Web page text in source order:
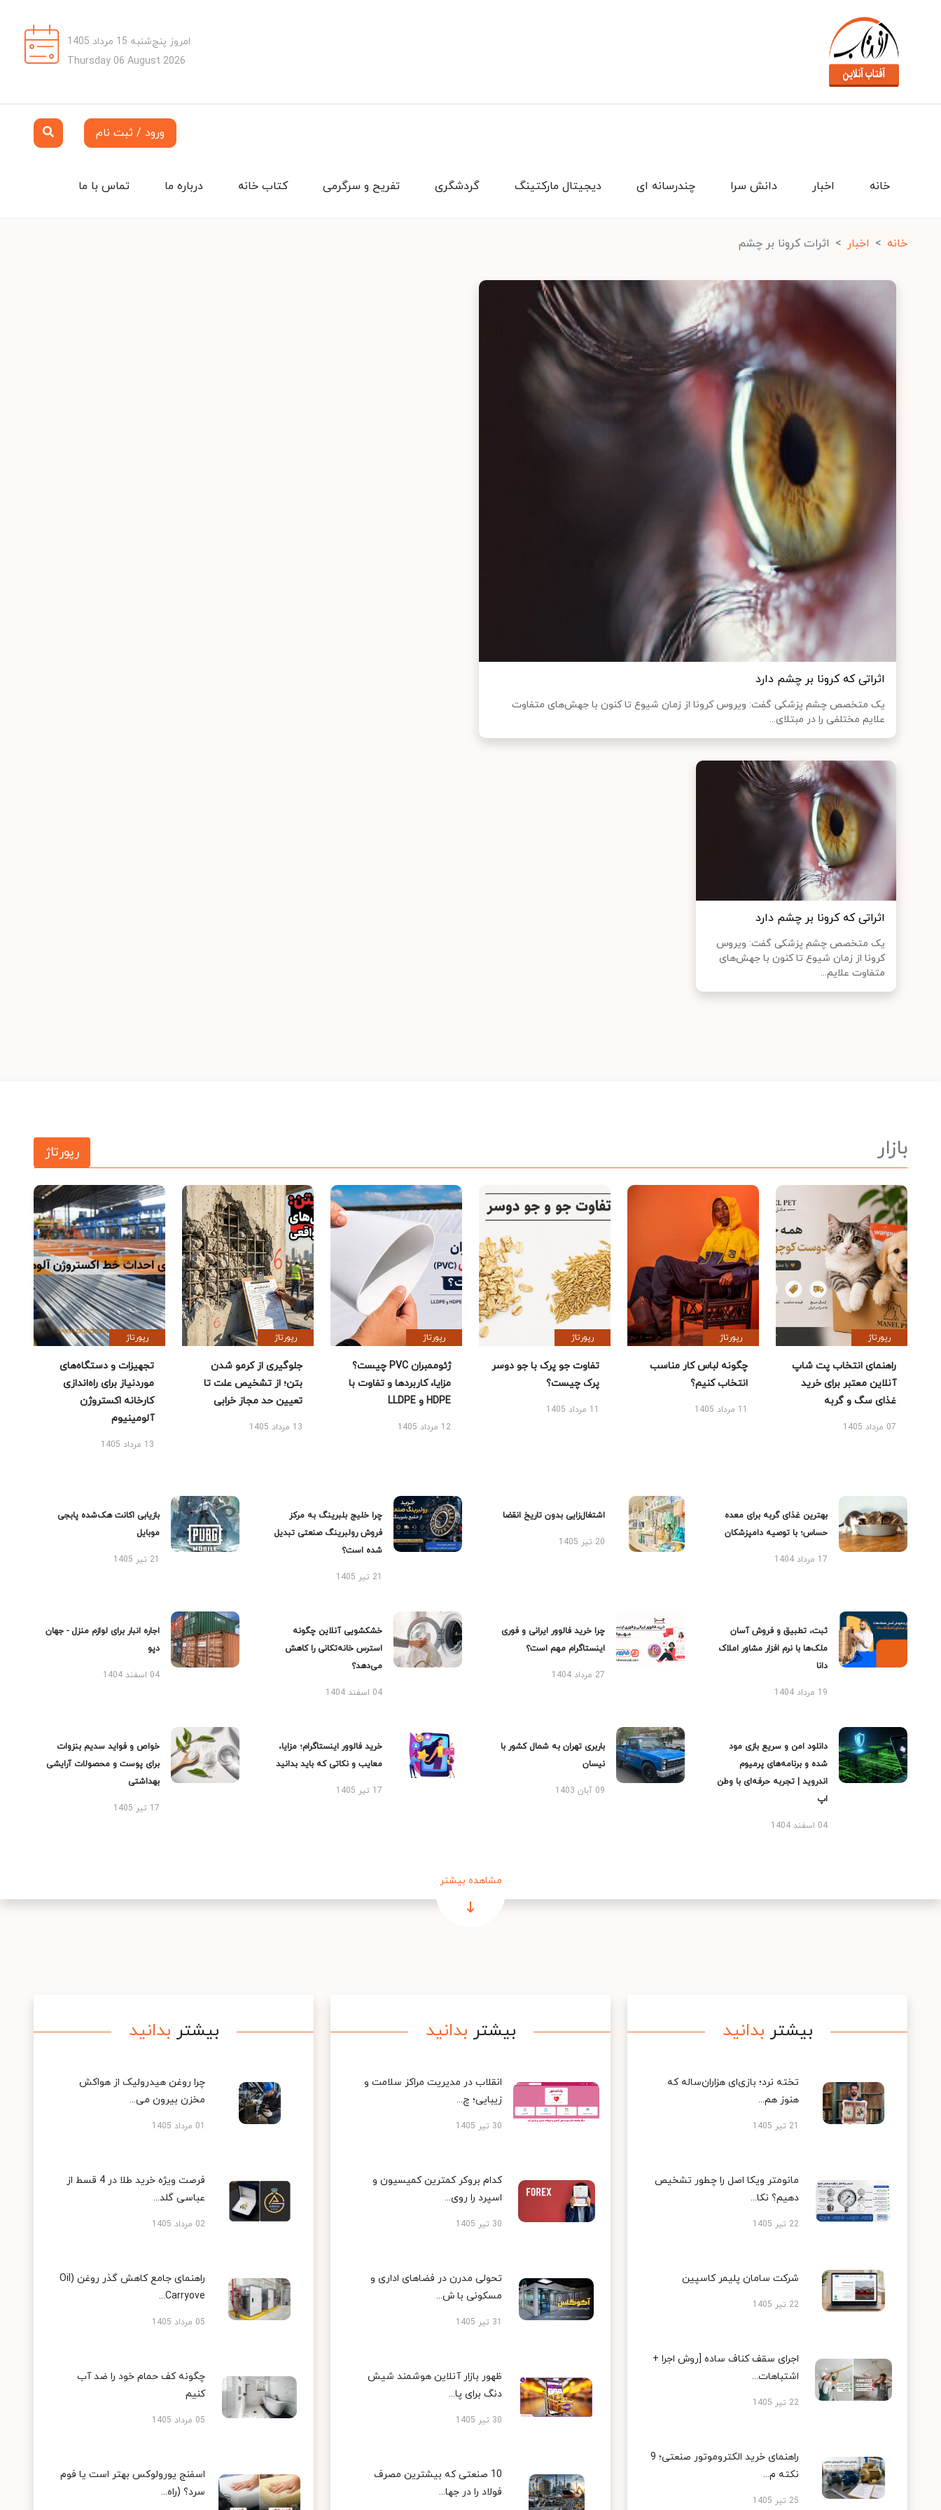
امروز پنج‌شنبه 15 مرداد 1405
Thursday 06 August 2026
ورود / ثبت نام
تماس با ما درباره ما کتاب خانه تفریح و سرگرمی گردشگری دیجیتال مارکتینگ چندرسانه ای دانش سرا اخبار خانه
خانه اخبار اثرات کرونا بر چشم
اثراتی که کرونا بر چشم دارد
یک متخصص چشم پزشکی گفت: ویروس کرونا از زمان شیوع تا کنون با جهش‌های متفاوت
علایم مختلفی را در مبتلای...
اثراتی که کرونا بر چشم دارد
یک متخصص چشم پزشکی گفت: ویروس
کرونا از زمان شیوع تا کنون با جهش‌های
متفاوت علایم...
بازار رپورتاژ
رپورتاژ
راهنمای انتخاب پت شاپ
آنلاین معتبر برای خرید
غذای سگ و گربه
07 مرداد 1405
رپورتاژ
چگونه لباس کار مناسب
انتخاب کنیم؟
11 مرداد 1405
رپورتاژ
تفاوت جو پرک با جو دوسر
پرک چیست؟
11 مرداد 1405
رپورتاژ
ژئوممبران PVC چیست؟
مزایا، کاربردها و تفاوت با
HDPE و LLDPE
12 مرداد 1405
رپورتاژ
جلوگیری از کرمو شدن
بتن؛ از تشخیص علت تا
تعیین حد مجاز خرابی
13 مرداد 1405
رپورتاژ
تجهیزات و دستگاه‌های
موردنیاز برای راه‌اندازی
کارخانه اکستروژن
آلومینیوم
13 مرداد 1405
بهترین غذای گربه برای معده
حساس؛ با توصیه دامپزشکان
17 مرداد 1404
اشتغال‌زایی بدون تاریخ انقضا
20 تیر 1405
چرا خلیج بلبرینگ به مرکز
فروش رولبرینگ صنعتی تبدیل
شده است؟
21 تیر 1405
بازیابی اکانت هک‌شده پابجی
موبایل
21 تیر 1405
ثبت، تطبیق و فروش آسان
ملک‌ها با نرم افزار مشاور املاک
دانا
19 مرداد 1404
چرا خرید فالوور ایرانی و فوری
اینستاگرام مهم است؟
27 مرداد 1404
خشکشویی آنلاین چگونه
استرس خانه‌تکانی را کاهش
می‌دهد؟
04 اسفند 1404
اجاره انبار برای لوازم منزل - جهان
دپو
04 اسفند 1404
دانلود امن و سریع بازی مود
شده و برنامه‌های پرمیوم
اندروید | تجربه حرفه‌ای با وطن
اپ
04 اسفند 1404
باربری تهران به شمال کشور با
نیسان
09 آبان 1403
خرید فالوور اینستاگرام؛ مزایا،
معایب و نکاتی که باید بدانید
17 تیر 1405
خواص و فواید سدیم بنزوات
برای پوست و محصولات آرایشی
بهداشتی
17 تیر 1405
مشاهده بیشتر
بیشتر بدانید
تخته نرد؛ بازی‌ای هزاران‌ساله که
هنوز هم...
21 تیر 1405
مانومتر ویکا اصل را چطور تشخیص
دهیم؟ نکا...
22 تیر 1405
شرکت سامان پلیمر کاسپین
22 تیر 1405
اجرای سقف کناف ساده [روش اجرا +
اشتباهات...
22 تیر 1405
راهنمای خرید الکتروموتور صنعتی؛ 9
نکته م...
25 تیر 1405
بیشتر بدانید
انقلاب در مدیریت مراکز سلامت و
زیبایی؛ چ...
30 تیر 1405
کدام بروکر کمترین کمیسیون و
اسپرد را روی...
30 تیر 1405
تحولی مدرن در فضاهای اداری و
مسکونی با ش...
31 تیر 1405
ظهور بازار آنلاین هوشمند شیش
دنگ برای پا...
30 تیر 1405
10 صنعتی که بیشترین مصرف
فولاد را در جها...
بیشتر بدانید
چرا روغن هیدرولیک از هواکش
مخزن بیرون می...
01 مرداد 1405
فرصت ویژه خرید طلا در 4 قسط از
عباسی گلد...
02 مرداد 1405
راهنمای جامع کاهش گذر روغن (Oil
Carryove...
05 مرداد 1405
چگونه کف حمام خود را ضد آب
کنیم
05 مرداد 1405
اسفنج یورولوکس بهتر است یا فوم
سرد؟ (راه...